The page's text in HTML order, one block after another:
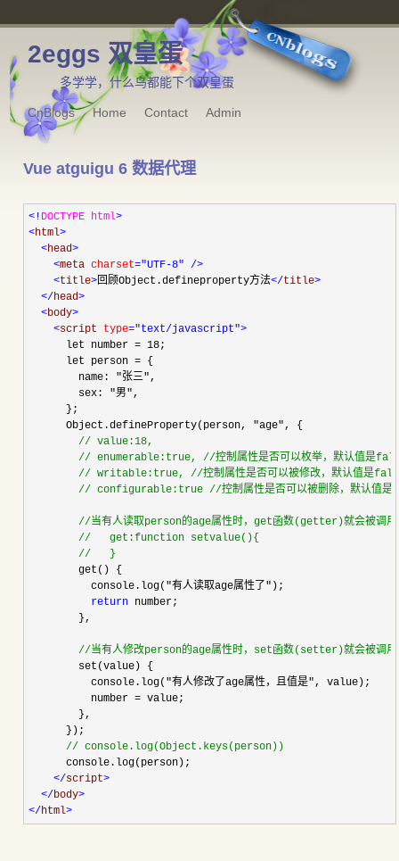
2eggs 双皇蛋
多学学，什么鸟都能下个双皇蛋
CnBlogs Home Contact Admin
Vue atguigu 6 数据代理
<! DOCTYPE html>
<html>
<head>
<meta charset="UTF-8" />
<title>回顾Object.defineproperty方法</title>
</head>
<body>
<script type="text/javascript">
      let number
= 18;
      let person
= {
        name:
"张三",
        sex:
"男",
      };
      Object.defineProperty(person,
"age", {
// value:18,
// enumerable:true, //控制属性是否可以枚举，默认值是
// writable:true, //控制属性是否可以被修改，默认值是
// configurable:true //控制属性是否可以被删除，默认值
//当有人读取person的age属性时，get函数(getter)就会被调用
//
   get:function setvalue(){
//
   }
        get() {
          console.log(
"有人读取age属性了 " );
return number;
        },
//当有人修改person的age属性时，set函数(setter)就会被调用
        set(value) {
          console.log(
"有人修改了age属性，且值是", value);
          number
= value;
        },
      });
// console.log(Object.keys(person))
      console.log(person);
</script>
</body>
</html>